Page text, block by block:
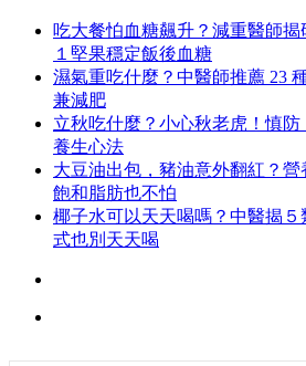
吃大餐怕血糖飆升？減重醫師
１堅果穩定飯後血糖
濕氣重吃什麼？中醫師推薦 23
兼減肥
立秋吃什麼？小心秋老虎！慎
養生心法
大豆油出包，豬油意外翻紅？營
飽和脂肪也不怕
椰子水可以天天喝嗎？中醫揭
式也別天天喝